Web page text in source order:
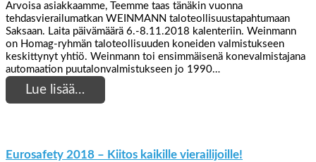
Arvoisa asiakkaamme, Teemme taas tänäkin vuonna
tehdasvierailumatkan WEINMANN taloteollisuustapahtumaan
Saksaan. Laita päivämäärä 6.-8.11.2018 kalenteriin. Weinmann
on Homag-ryhmän taloteollisuuden koneiden valmistukseen
keskittynyt yhtiö. Weinmann toi ensimmäisenä konevalmistajana
automaation puutalonvalmistukseen jo 1990…
Lue lisää…
Eurosafety 2018 – Kiitos kaikille vierailijoille!